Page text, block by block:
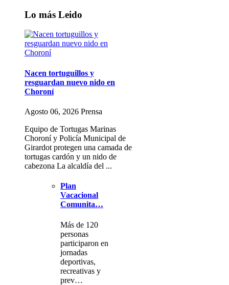
Lo más Leido
Nacen tortuguillos y
resguardan nuevo nido en
Choroní
Agosto 06, 2026 Prensa
Equipo de Tortugas Marinas
Choroní y Policía Municipal de
Girardot protegen una camada de
tortugas cardón y un nido de
cabezona La alcaldía del ...
Plan
Vacacional
Comunita…
Más de 120
personas
participaron en
jornadas
deportivas,
recreativas y
prev…